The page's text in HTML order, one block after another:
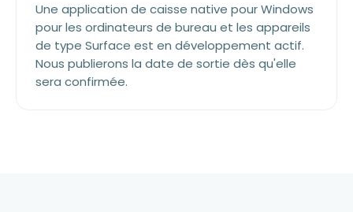
Une application de caisse native pour Windows
pour les ordinateurs de bureau et les appareils
de type Surface est en développement actif.
Nous publierons la date de sortie dès qu'elle
sera confirmée.